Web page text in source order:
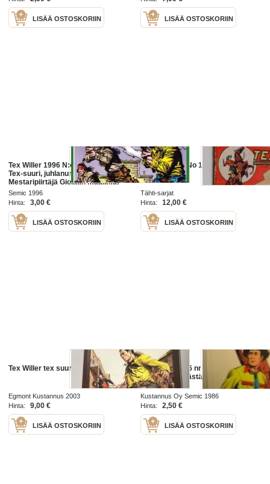
LISÄÄ OSTOSKORIIN LISÄÄ OSTOSKORIIN
Tex Willer 1996 N:o 8. 132 sivua -
Tex-suuri, juhlanumero II.
Mestaripiirtäjä Giolittin maailma!
Semic 1996
Hinta:
3,00 €
LISÄÄ OSTOSKORIIN
Tex seikkailu No 16 : Hurja Tex
Willer
Tähti-sarjat
Hinta:
12,00 €
LISÄÄ OSTOSKORIIN
Tex Willer tex suuri 2003
Egmont Kustannus 2003
Hinta:
9,00 €
LISÄÄ OSTOSKORIIN
Tex Willer 1986 nr 4
Palkkionmetsästäjä
Kustannus Oy Semic 1986
Hinta:
2,50 €
LISÄÄ OSTOSKORIIN